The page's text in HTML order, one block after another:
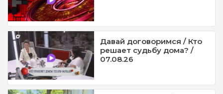
Давай договоримся / Кто
решает судьбу дома? /
07.08.26